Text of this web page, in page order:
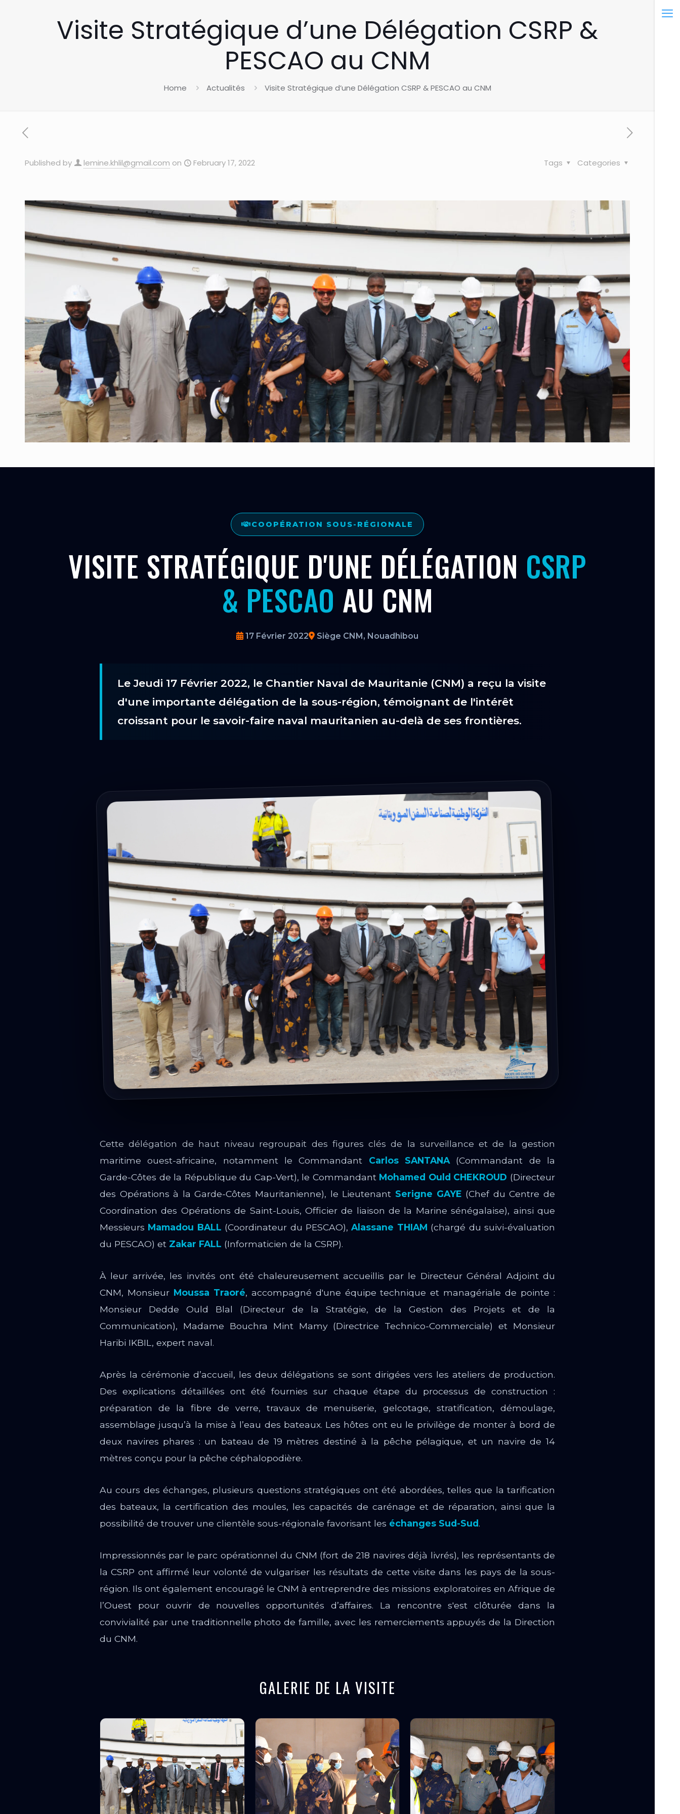
Visite Stratégique d’une Délégation CSRP &
PESCAO au CNM
Home Actualités Visite Stratégique d’une Délégation CSRP & PESCAO au CNM
Published by lemine.khlil@gmail.com on February 17, 2022 Categories
Tags
COOPÉRATION SOUS-RÉGIONALE
VISITE STRATÉGIQUE D'UNE DÉLÉGATION CSRP
& PESCAO AU CNM
17 Février 2022 Siège CNM, Nouadhibou
Le Jeudi 17 Février 2022, le Chantier Naval de Mauritanie (CNM) a reçu la visite
d'une importante délégation de la sous-région, témoignant de l'intérêt
croissant pour le savoir-faire naval mauritanien au-delà de ses frontières.
Cette délégation de haut niveau regroupait des figures clés de la surveillance et de la gestion
maritime ouest-africaine, notamment le Commandant Carlos SANTANA (Commandant de la
Garde-Côtes de la République du Cap-Vert), le Commandant Mohamed Ould CHEKROUD (Directeur
des Opérations à la Garde-Côtes Mauritanienne), le Lieutenant Serigne GAYE (Chef du Centre de
Coordination des Opérations de Saint-Louis, Officier de liaison de la Marine sénégalaise), ainsi que
Messieurs Mamadou BALL (Coordinateur du PESCAO),Alassane THIAM (chargé du suivi-évaluation
du PESCAO) et Zakar FALL (Informaticien de la CSRP).
À leur arrivée, les invités ont été chaleureusement accueillis par le Directeur Général Adjoint du
CNM, Monsieur Moussa Traoré, accompagné d'une équipe technique et managériale de pointe :
Monsieur Dedde Ould Blal (Directeur de la Stratégie, de la Gestion des Projets et de la
Communication), Madame Bouchra Mint Mamy (Directrice Technico-Commerciale) et Monsieur
Haribi IKBIL, expert naval.
Après la cérémonie d’accueil, les deux délégations se sont dirigées vers les ateliers de production.
Des explications détaillées ont été fournies sur chaque étape du processus de construction :
préparation de la fibre de verre, travaux de menuiserie, gelcotage, stratification, démoulage,
assemblage jusqu’à la mise à l’eau des bateaux. Les hôtes ont eu le privilège de monter à bord de
deux navires phares : un bateau de 19 mètres destiné à la pêche pélagique, et un navire de 14
mètres conçu pour la pêche céphalopodière.
Au cours des échanges, plusieurs questions stratégiques ont été abordées, telles que la tarification
des bateaux, la certification des moules, les capacités de carénage et de réparation, ainsi que la
possibilité de trouver une clientèle sous-régionale favorisant les échanges Sud-Sud.
Impressionnés par le parc opérationnel du CNM (fort de 218 navires déjà livrés), les représentants de
la CSRP ont affirmé leur volonté de vulgariser les résultats de cette visite dans les pays de la sous-
région. Ils ont également encouragé le CNM à entreprendre des missions exploratoires en Afrique de
l’Ouest pour ouvrir de nouvelles opportunités d’affaires. La rencontre s'est clôturée dans la
convivialité par une traditionnelle photo de famille, avec les remerciements appuyés de la Direction
du CNM.
GALERIE DE LA VISITE